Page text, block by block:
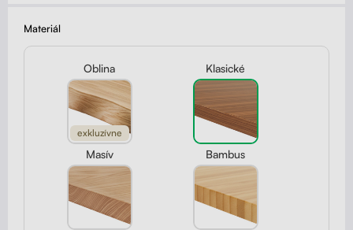
Akustické paravány
Opierky
Materiál
Oblina
exkluzívne
Klasické
Masív Bambus